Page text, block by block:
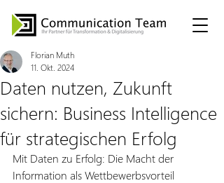
Daten nutzen, Zukunft
sichern: Business Intelligence
für strategischen Erfolg
Florian Muth
11. Okt. 2024
Mit Daten zu Erfolg: Die Macht der
Information als Wettbewerbsvorteil